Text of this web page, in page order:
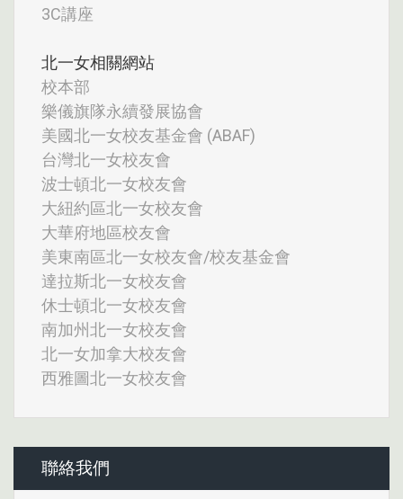
3C講座
北一女相關網站
校本部
樂儀旗隊永續發展協會
美國北一女校友基金會 (ABAF)
台灣北一女校友會
波士頓北一女校友會
大紐約區北一女校友會
大華府地區校友會
美東南區北一女校友會/校友基金會
達拉斯北一女校友會
休士頓北一女校友會
南加州北一女校友會
北一女加拿大校友會
西雅圖北一女校友會
聯絡我們